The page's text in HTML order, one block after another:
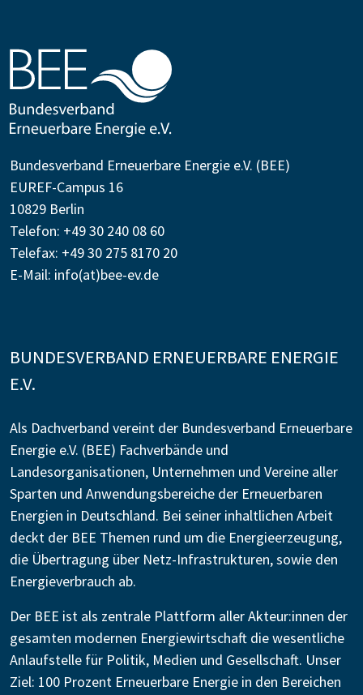
Bundesverband Erneuerbare Energie e.V. (BEE)
EUREF-Campus 16
10829 Berlin
Telefon: +49 30 240 08 60
Telefax: +49 30 275 8170 20
E-Mail: info(at)bee-ev.de
BUNDESVERBAND ERNEUERBARE ENERGIE
E.V.
Als Dachverband vereint der Bundesverband Erneuerbare
Energie e.V. (BEE) Fachverbände und
Landesorganisationen, Unternehmen und Vereine aller
Sparten und Anwendungsbereiche der Erneuerbaren
Energien in Deutschland. Bei seiner inhaltlichen Arbeit
deckt der BEE Themen rund um die Energieerzeugung,
die Übertragung über Netz-Infrastrukturen, sowie den
Energieverbrauch ab.
Der BEE ist als zentrale Plattform aller Akteur:innen der
gesamten modernen Energiewirtschaft die wesentliche
Anlaufstelle für Politik, Medien und Gesellschaft. Unser
Ziel: 100 Prozent Erneuerbare Energie in den Bereichen